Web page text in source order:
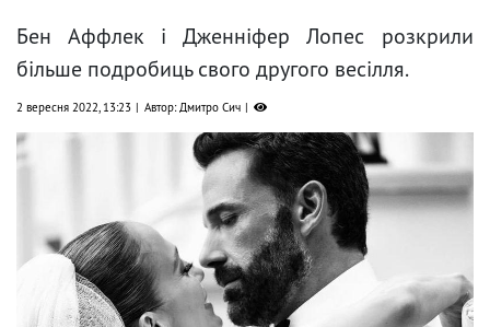
Бен Аффлек і Дженніфер Лопес розкрили
більше подробиць свого другого весілля.
2 вересня 2022, 13:23 Автор: Дмитро Сич